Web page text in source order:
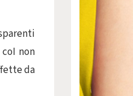
non
da